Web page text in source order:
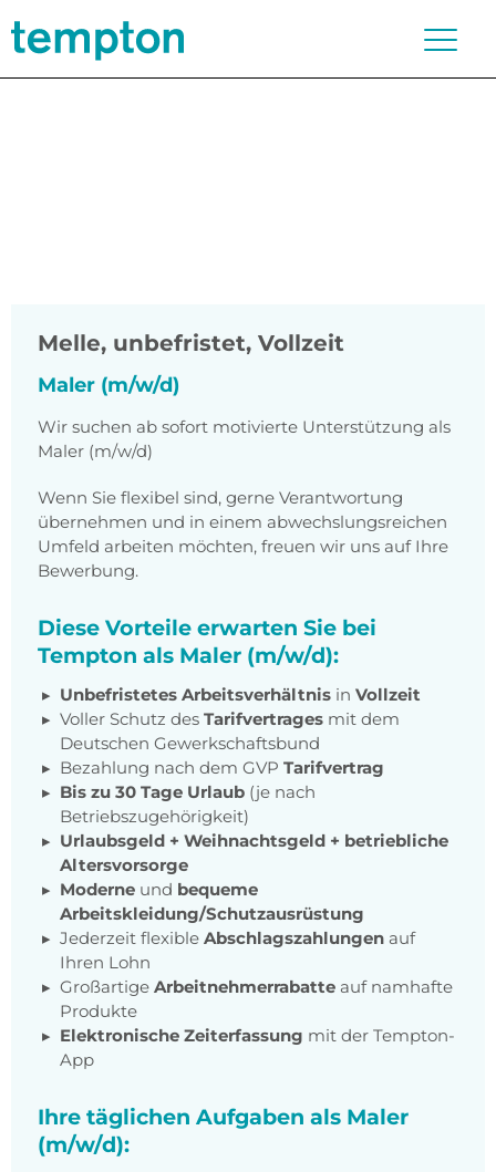
Melle, unbefristet, Vollzeit
Maler (m/w/d)
Wir suchen ab sofort motivierte Unterstützung als
Maler (m/w/d)
Wenn Sie flexibel sind, gerne Verantwortung
übernehmen und in einem abwechslungsreichen
Umfeld arbeiten möchten, freuen wir uns auf Ihre
Bewerbung.
Diese Vorteile erwarten Sie bei
Tempton als Maler (m/w/d):
Unbefristetes Arbeitsverhältnis in Vollzeit
Voller Schutz des Tarifvertrages mit dem
Deutschen Gewerkschaftsbund
Bezahlung nach dem GVP Tarifvertrag
Bis zu 30 Tage Urlaub (je nach
Betriebszugehörigkeit)
Urlaubsgeld + Weihnachtsgeld + betriebliche
Altersvorsorge
Moderne und bequeme
Arbeitskleidung/Schutzausrüstung
Jederzeit flexible Abschlagszahlungen auf
Ihren Lohn
Großartige Arbeitnehmerrabatte auf namhafte
Produkte
Elektronische Zeiterfassung mit der Tempton-
App
Ihre täglichen Aufgaben als Maler
(m/w/d):